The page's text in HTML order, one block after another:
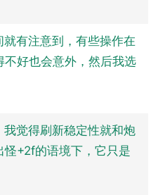
有注意到，有些操作在
好也会意外，然后我选
觉得刷新稳定性就和炮
怪+2f的语境下，它只是